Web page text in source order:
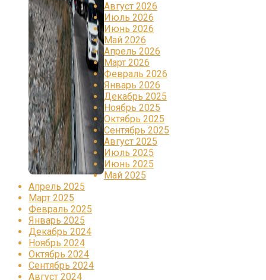
Август 2026
Июль 2026
Июнь 2026
Май 2026
Апрель 2026
Март 2026
Февраль 2026
Январь 2026
Декабрь 2025
Ноябрь 2025
Октябрь 2025
Сентябрь 2025
Август 2025
Июль 2025
Июнь 2025
Май 2025
Апрель 2025
Март 2025
Февраль 2025
Январь 2025
Декабрь 2024
Ноябрь 2024
Октябрь 2024
Сентябрь 2024
Август 2024